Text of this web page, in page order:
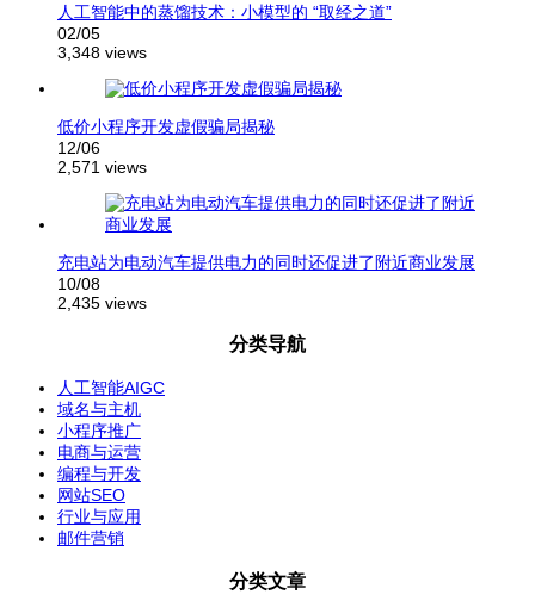
人工智能中的蒸馏技术：小模型的 “取经之道”
02/05
3,348 views
低价小程序开发虚假骗局揭秘
12/06
2,571 views
充电站为电动汽车提供电力的同时还促进了附近商业发展
10/08
2,435 views
分类导航
人工智能AIGC
域名与主机
小程序推广
电商与运营
编程与开发
网站SEO
行业与应用
邮件营销
分类文章